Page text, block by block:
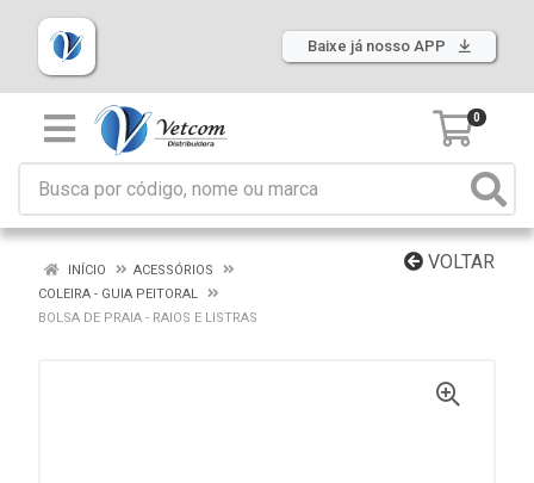
Baixe já nosso APP
0
VOLTAR
INÍCIO
ACESSÓRIOS
COLEIRA - GUIA PEITORAL
BOLSA DE PRAIA - RAIOS E LISTRAS